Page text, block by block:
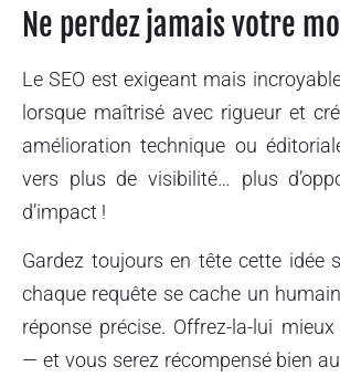
Ne perdez jamais votre
Le SEO est exigeant mais
lorsque maîtrisé avec rigueur et
amélioration technique ou
vers plus de visibilité… plus
d’impact !
Gardez toujours en tête cette idée
chaque requête se cache un
réponse précise. Offrez-la-lui
— et vous serez récompensé bien